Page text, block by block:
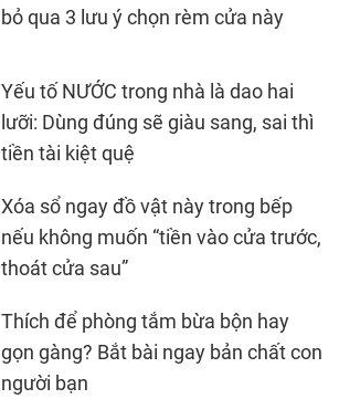
bỏ qua 3 lưu ý chọn rèm cửa này
Yếu tố NƯỚC trong nhà là dao hai
lưỡi: Dùng đúng sẽ giàu sang, sai thì
tiền tài kiệt quệ
Xóa sổ ngay đồ vật này trong bếp
nếu không muốn “tiền vào cửa trước,
thoát cửa sau”
Thích để phòng tắm bừa bộn hay
gọn gàng? Bắt bài ngay bản chất con
người bạn